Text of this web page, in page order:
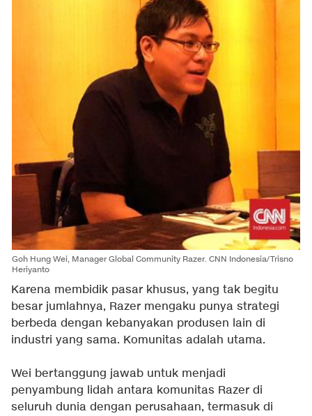
Goh Hung Wei, Manager Global Community Razer. CNN Indonesia/Trisno
Heriyanto
Karena membidik pasar khusus, yang tak begitu
besar jumlahnya, Razer mengaku punya strategi
berbeda dengan kebanyakan produsen lain di
industri yang sama. Komunitas adalah utama.
Wei bertanggung jawab untuk menjadi
penyambung lidah antara komunitas Razer di
seluruh dunia dengan perusahaan, termasuk di